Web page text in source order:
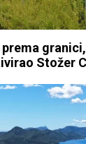
Stožer